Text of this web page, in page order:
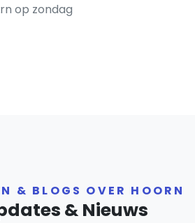
op zondag
& BLOGS OVER HOORN
& Nieuws